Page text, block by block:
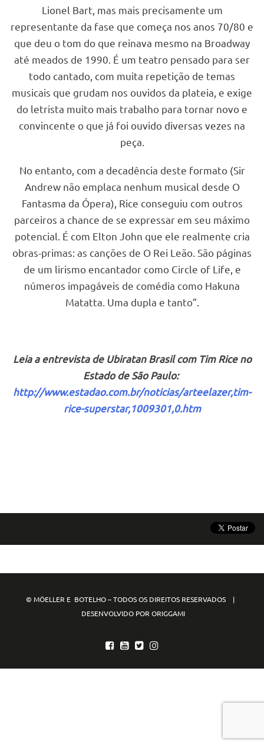
Lionel Bart, mas mais precisamente um
representante da fase que começa nos anos 70/80 e
que deu o tom do que reinava mesmo na Broadway
até meados de 1990. É um teatro pensado para ser
todo cantado, com muita repetição de temas
musicais que grudam nos ouvidos da plateia, e exige
do letrista muito mais trabalho para tornar novo e
convincente o que já foi ouvido diversas vezes na
peça.
No entanto, com a decadência deste formato (Sir
Andrew não emplaca nenhum musical desde O
Fantasma da Ópera), Rice conseguiu com outros
parceiros a chance de se expressar em seu máximo
potencial. É com Elton John que ele realmente cria
obras-primas: as canções de O Rei Leão. São páginas
de um lirismo encantador como Circle of Life, e
números impagáveis de comédia como Hakuna
Matatta. Uma dupla e tanto”.
Leia a entrevista de Ubiratan Brasil com Tim Rice no
Estado de São Paulo:
http://www.estadao.com.br/noticias/arteelazer,tim-
rice-superstar,1009301,0.htm
© MÖELLER E BOTELHO – TODOS OS DIREITOS RESERVADOS |
DESENVOLVIDO POR ORIGGAMI